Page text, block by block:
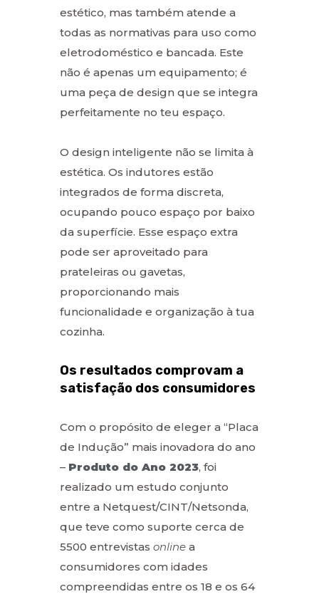
estético, mas também atende a
todas as normativas para uso como
eletrodoméstico e bancada. Este
não é apenas um equipamento; é
uma peça de design que se integra
perfeitamente no teu espaço.
O design inteligente não se limita à
estética. Os indutores estão
integrados de forma discreta,
ocupando pouco espaço por baixo
da superfície. Esse espaço extra
pode ser aproveitado para
prateleiras ou gavetas,
proporcionando mais
funcionalidade e organização à tua
cozinha.
Os resultados comprovam a
satisfação dos consumidores
Com o propósito de eleger a “Placa
de Indução” mais inovadora do ano
– Produto do Ano 2023, foi
realizado um estudo conjunto
entre a Netquest/CINT/Netsonda,
que teve como suporte cerca de
5500 entrevistas online a
consumidores com idades
compreendidas entre os 18 e os 64